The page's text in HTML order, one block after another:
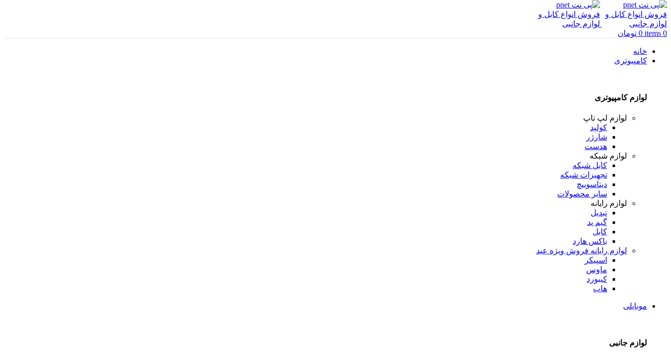
0
items
0 تومان
خانه
کامپیوتری
لوازم کامپیوتری
لوازم لپ تاپ
کولپد
شارژر
هدست
لوازم شبکه
کابل شبکه
تجهیزات شبکه
دیتاسوییچ
سایر محصولات
لوازم رایانه
تبدیل
گیم پد
کابل
باکس هارد
لوازم رایانه فروش ویژه عید
اسپیکر
ماوس
کیبورد
هاب
موبایلی
لوازم جانبی